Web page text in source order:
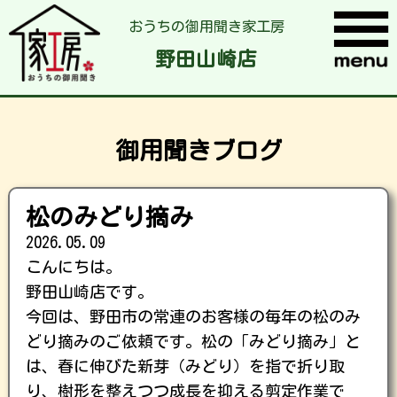
おうちの御用聞き家工房
野田山崎店
御用聞きブログ
松のみどり摘み
2026.05.09
こんにちは。
野田山崎店です。
今回は、野田市の常連のお客様の毎年の松のみ
どり摘みのご依頼です。松の「みどり摘み」と
は、春に伸びた新芽（みどり）を指で折り取
り、樹形を整えつつ成長を抑える剪定作業で